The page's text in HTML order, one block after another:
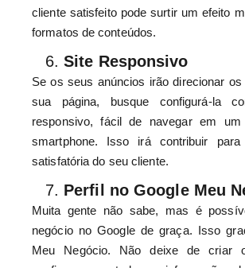
cliente satisfeito pode surtir um efeito
formatos de conteúdos.
Site Responsivo
Se os seus anúncios irão direcionar
sua página, busque configurá-la
responsivo, fácil de navegar em
smartphone. Isso irá contribuir
satisfatória do seu cliente.
Perfil no Google Meu
Muita gente não sabe, mas é
negócio no Google de graça. Isso
Meu Negócio. Não deixe de criar